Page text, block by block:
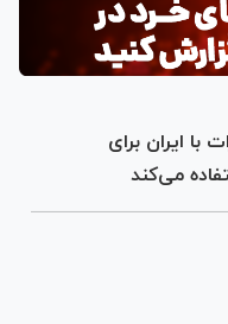
با ایران برای
می‌کند